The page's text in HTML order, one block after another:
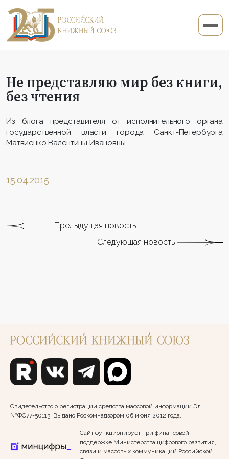
Не представляю мир без книги,
без чтения
Из блога представителя от исполнительного органа
государственной власти города Санкт-Петербурга
Матвиенко Валентины Ивановны.
15.04.2015
Предыдущая новость
Следующая новость
Свидетельство о регистрации средства массовой информации Эл
№ФС77-50113. Выдано Роскомнадзором 06 июня 2012 года.
Сайт функционирует при финансовой
поддержке Министерства цифрового развития,
связи и массовых коммуникаций Российской